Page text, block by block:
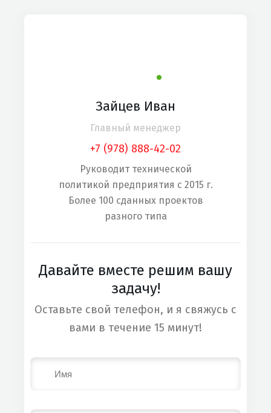
Зайцев Иван
Главный менеджер
+7 (978) 888-42-02
Руководит технической
политикой предприятия с 2015 г.
Более 100 сданных проектов
разного типа
Давайте вместе решим вашу
задачу!
Оставьте свой телефон, и я свяжусь с
вами в течение 15 минут!